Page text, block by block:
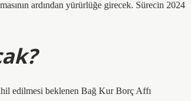
ardından yürürlüğe girecek. Sürecin 2024
edilmesi beklenen Bağ Kur Borç Affı